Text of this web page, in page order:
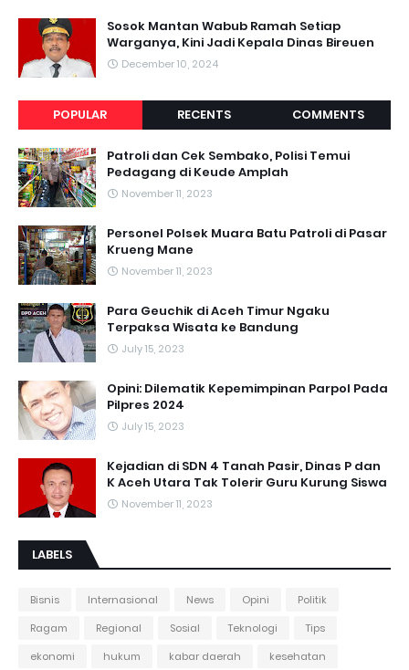
Sosok Mantan Wabub Ramah Setiap
Warganya, Kini Jadi Kepala Dinas Bireuen
December 10, 2024
POPULAR RECENTS COMMENTS
Patroli dan Cek Sembako, Polisi Temui
Pedagang di Keude Amplah
November 11, 2023
Personel Polsek Muara Batu Patroli di Pasar
Krueng Mane
November 11, 2023
Para Geuchik di Aceh Timur Ngaku
Terpaksa Wisata ke Bandung
July 15, 2023
Opini: Dilematik Kepemimpinan Parpol Pada
Pilpres 2024
July 15, 2023
Kejadian di SDN 4 Tanah Pasir, Dinas P dan
K Aceh Utara Tak Tolerir Guru Kurung Siswa
November 11, 2023
LABELS
Bisnis Internasional News Opini
Politik
Ragam
Regional Sosial Teknologi
Tips
ekonomi
hukum kabar daerah
kesehatan